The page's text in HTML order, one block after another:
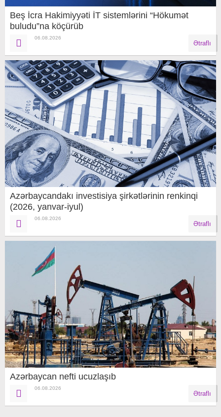
Beş İcra Hakimiyyəti İT sistemlərini “Hökumət
buludu”na köçürüb
06.08.2026
Ətraflı
Azərbaycandakı investisiya şirkətlərinin renkinqi
(2026, yanvar-iyul)
06.08.2026
Ətraflı
Azərbaycan nefti ucuzlaşıb
06.08.2026
Ətraflı